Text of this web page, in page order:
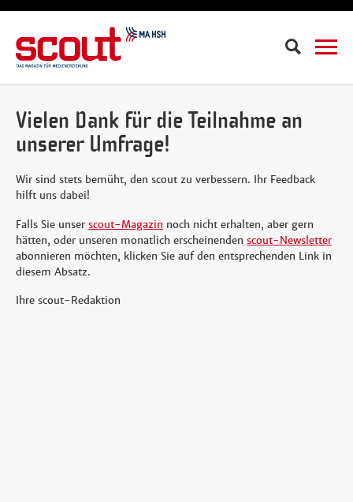
Suche
Vielen Dank für die Teilnahme an
unserer Umfrage!
Wir sind stets bemüht, den scout zu verbessern. Ihr Feedback
hilft uns dabei!
Falls Sie unser scout-Magazin noch nicht erhalten, aber gern
hätten, oder unseren monatlich erscheinenden scout-Newsletter
abonnieren möchten, klicken Sie auf den entsprechenden Link in
diesem Absatz.
Ihre scout-Redaktion